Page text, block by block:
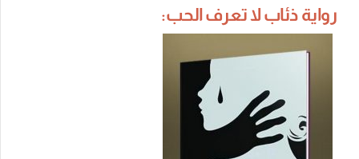
رواية ذئاب لا تعرف الحب: